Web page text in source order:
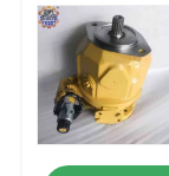
हमारे बारे में
कारखाना भ्रमण